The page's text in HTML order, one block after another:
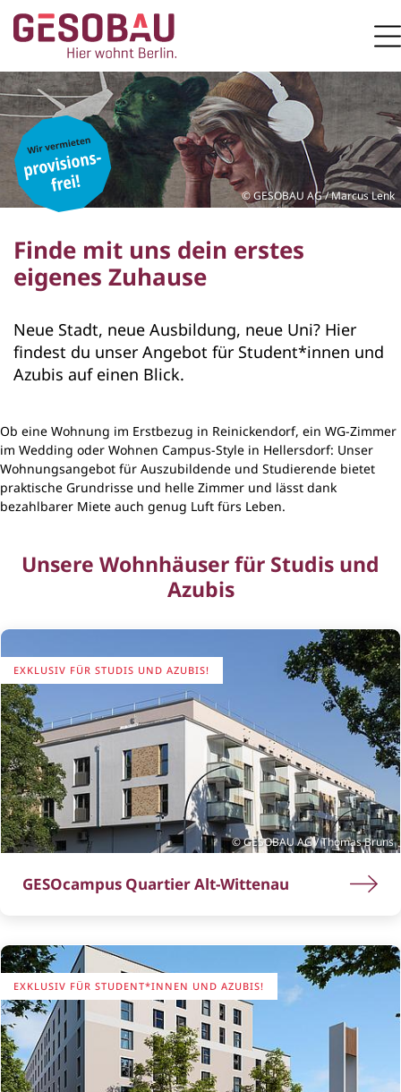
ZUM HAUPTINHALT SPRINGEN
Zur Startseite
GESOBAU AG / Marcus Lenk
Finde mit uns dein erstes
eigenes Zuhause
Neue Stadt, neue Ausbildung, neue Uni? Hier
findest du unser Angebot für Student*innen und
Azubis auf einen Blick.
Ob eine Wohnung im Erstbezug in Reinickendorf, ein WG-Zimmer
im Wedding oder Wohnen Campus-Style in Hellersdorf: Unser
Wohnungsangebot für Auszubildende und Studierende bietet
praktische Grundrisse und helle Zimmer und lässt dank
bezahlbarer Miete auch genug Luft fürs Leben.
Unsere Wohnhäuser für Studis und
Azubis
GESOBAU AG / Thomas Bruns
EXKLUSIV FÜR STUDIS UND AZUBIS!
GESOcampus Quartier Alt-Wittenau
EXKLUSIV FÜR STUDENT*INNEN UND AZUBIS!